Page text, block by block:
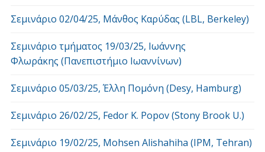
Σεμινάριο 02/04/25, Μάνθος Καρύδας (LBL, Berkeley)
Σεμινάριο τμήματος 19/03/25, Ιωάννης
Φλωράκης (Πανεπιστήμιο Ιωαννίνων)
Σεμινάριο 05/03/25, Έλλη Πομόνη (Desy, Hamburg)
Σεμινάριο 26/02/25, Fedor K. Popov (Stony Brook U.)
Σεμινάριο 19/02/25, Mohsen Alishahiha (IPM, Tehran)